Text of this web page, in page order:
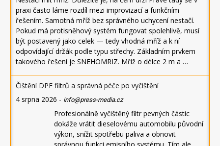
praxi často láme rozdíl mezi improvizací a funkčním
řešením. Samotná mříž bez správného uchycení nestačí.
Pokud má protisněhový systém fungovat spolehlivě, musí
být postavený jako celek — tedy vhodná mříž a k ní
odpovídající držák podle typu střechy. Základním prvkem
takového řešení je SNEHOMRIZ. Mříž o délce 2 m a …
Čištění DPF filtrů a správná péče po vyčištění
4 srpna 2026 - info@press-media.cz
Profesionálně vyčištěný filtr pevných částic
dokáže vrátit dieselovému automobilu původní
výkon, snížit spotřebu paliva a obnovit